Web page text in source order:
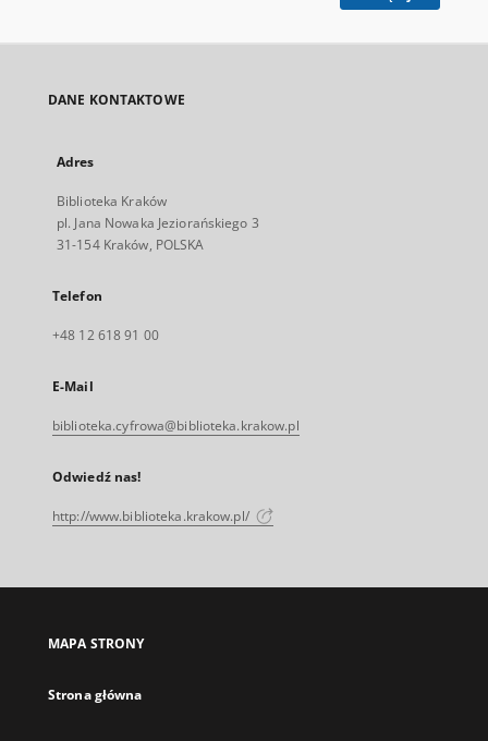
DANE KONTAKTOWE
Adres
Biblioteka Kraków
pl. Jana Nowaka Jeziorańskiego 3
31-154 Kraków, POLSKA
Telefon
+48 12 618 91 00
E-Mail
biblioteka.cyfrowa@biblioteka.krakow.pl
Odwiedź nas!
http://www.biblioteka.krakow.pl/
MAPA STRONY
Strona główna